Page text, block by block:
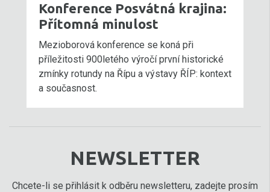
Konference Posvátná krajina:
Přítomná minulost
Mezioborová konference se koná při
příležitosti 900letého výročí první historické
zmínky rotundy na Řípu a výstavy ŘÍP: kontext
a současnost.
NEWSLETTER
Chcete-li se přihlásit k odběru newsletteru, zadejte prosím